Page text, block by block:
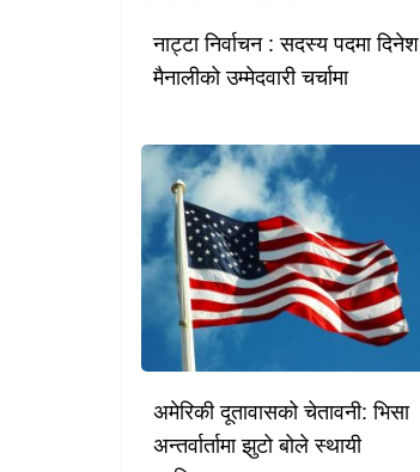
नाट्टा निर्वाचन : सदस्य पदमा दिनेश
मैनालीको उम्मेदवारी चर्चामा
अमेरिकी दूतावासको चेतावनी: भिसा
अन्तर्वार्तामा झुटो बोले स्थायी